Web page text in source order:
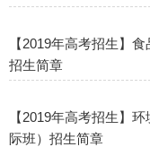
【2019年高考招生】
招生简章
【2019年高考招生】
际班）招生简章